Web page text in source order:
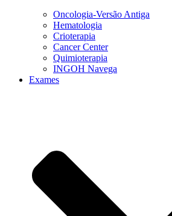
Oncologia-Versão Antiga
Hematologia
Crioterapia
Cancer Center
Quimioterapia
INGOH Navega
Exames